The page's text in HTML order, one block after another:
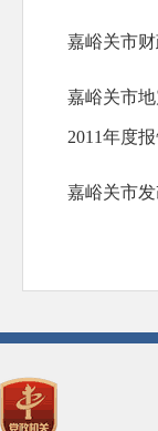
嘉峪关市
嘉峪关市
2011年度
嘉峪关市